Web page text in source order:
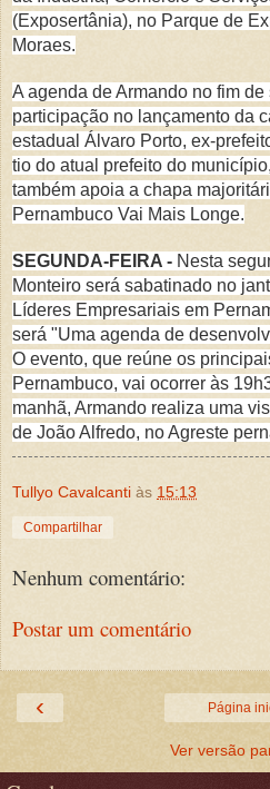
(Exposertânia), no Parque de
Moraes.
A agenda de Armando no fim
participação no lançamento da
estadual Álvaro Porto, ex-
tio do atual prefeito do
também apoia a chapa
Pernambuco Vai Mais Longe.
SEGUNDA-FEIRA - Nesta
Monteiro será sabatinado no
Líderes Empresariais em
será "Uma agenda de
O evento, que reúne os
Pernambuco, vai ocorrer às
manhã, Armando realiza uma
de João Alfredo, no Agreste
Tullyo Cavalcanti às 15:13
Compartilhar
Nenhum comentário:
Postar um comentário
‹ Página
Ver versão